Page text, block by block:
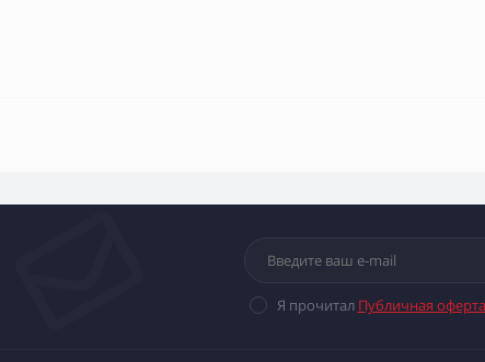
Я прочитал Публичная оферта